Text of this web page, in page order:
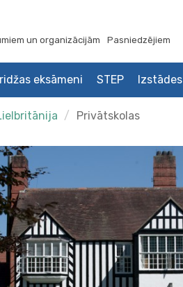
un organizācijām Pasniedzējiem
eksāmeni STEP Izstādes
Privātskolas